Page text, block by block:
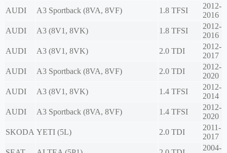
AUDI
A3 Sportback (8VA, 8VF) 1.8 TFSI
2012-
2016
AUDI
A3 (8V1, 8VK) 1.8 TFSI
2012-
2016
AUDI
A3 (8V1, 8VK) 2.0 TDI
2012-
2017
AUDI
A3 Sportback (8VA, 8VF) 2.0 TDI
2012-
2020
AUDI
A3 (8V1, 8VK) 1.4 TFSI
2012-
2014
AUDI
A3 Sportback (8VA, 8VF) 1.4 TFSI
2012-
2020
SKODA YETI (5L) 2.0 TDI
2011-
2017
2004-